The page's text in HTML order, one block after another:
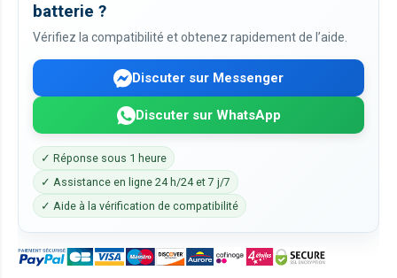
batterie ?
Vérifiez la compatibilité et obtenez rapidement de l’aide.
Discuter sur Messenger
Discuter sur WhatsApp
✓ Réponse sous 1 heure
✓ Assistance en ligne 24 h/24 et 7 j/7
✓ Aide à la vérification de compatibilité